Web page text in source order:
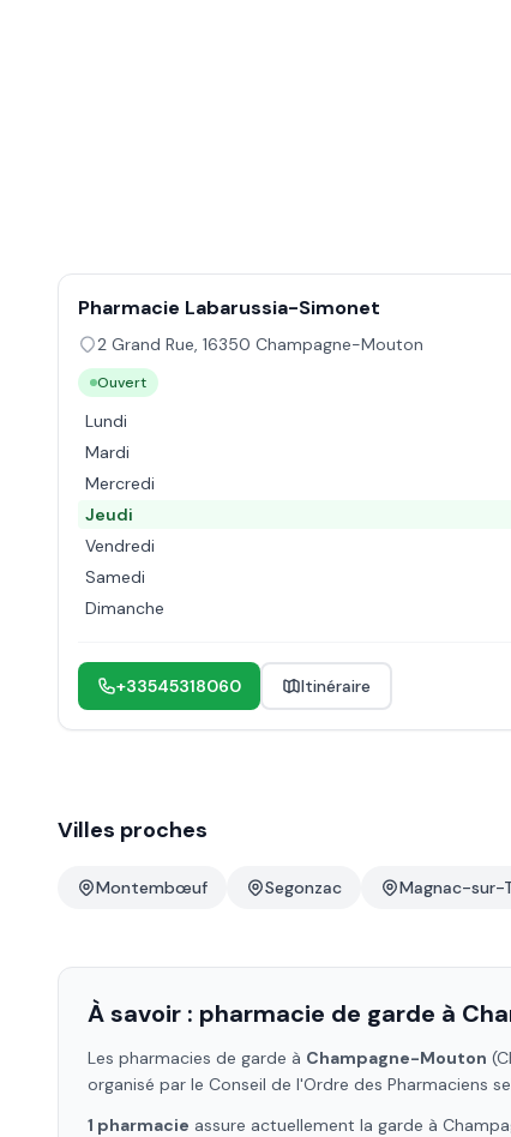
Pharmacie Labarussia-Simonet
2 Grand Rue, 16350 Champagne-Mouton
Ouvert
Lundi
Mardi
Mercredi
Jeudi
Vendredi
Samedi
Dimanche
+33545318060 Itinéraire
Villes proches
Montembœuf Segonzac Magnac-sur-
À savoir : pharmacie de garde à
Les pharmacies de garde à Champagne-Mouton
organisé par le Conseil de l'Ordre des Pharmaciens
1 pharmacie assure actuellement la garde à